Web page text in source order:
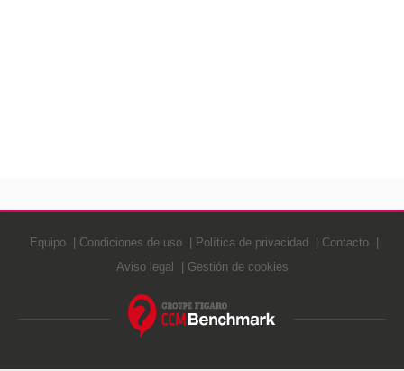
Equipo Condiciones de uso Política de privacidad
Contacto
Aviso legal
Gestión de cookies